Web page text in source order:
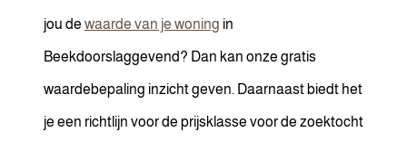
jou de waarde van je woning in
Beekdoorslaggevend? Dan kan onze gratis
waardebepaling inzicht geven. Daarnaast biedt het
je een richtlijn voor de prijsklasse voor de zoektocht